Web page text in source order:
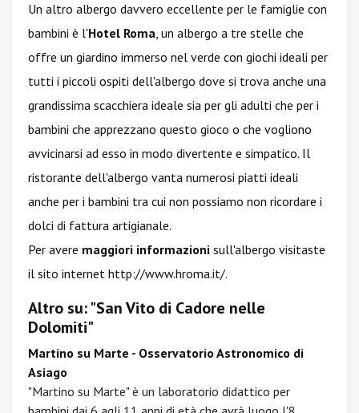
Un altro albergo davvero eccellente per le famiglie con
bambini è l'Hotel Roma, un albergo a tre stelle che
offre un giardino immerso nel verde con giochi ideali per
tutti i piccoli ospiti dell'albergo dove si trova anche una
grandissima scacchiera ideale sia per gli adulti che per i
bambini che apprezzano questo gioco o che vogliono
avvicinarsi ad esso in modo divertente e simpatico. Il
ristorante dell'albergo vanta numerosi piatti ideali
anche per i bambini tra cui non possiamo non ricordare i
dolci di fattura artigianale.
Per avere maggiori informazioni sull'albergo visitaste
il sito internet http://www.hroma.it/.
Altro su: "San Vito di Cadore nelle
Dolomiti"
Martino su Marte - Osservatorio Astronomico di
Asiago
"Martino su Marte" è un laboratorio didattico per